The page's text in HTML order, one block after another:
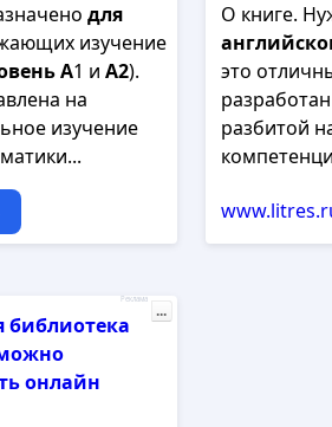
для
изучение
А1 и А2).
на
изучение
О книге.
это
разбитой
библиотека
онлайн
Реклама
...